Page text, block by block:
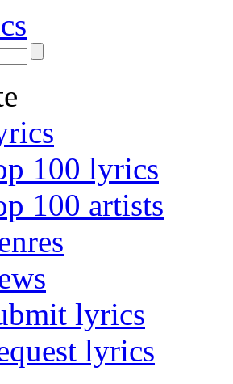
100 lyrics
100 artists
lyrics
lyrics